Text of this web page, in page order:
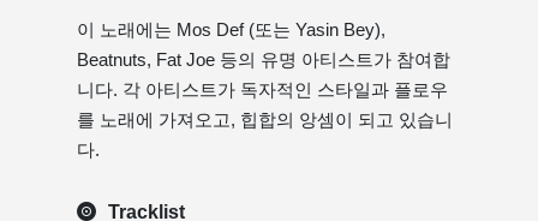
이 노래에는 Mos Def (또는 Yasin Bey),
Beatnuts, Fat Joe 등의 유명 아티스트가 참여합
니다. 각 아티스트가 독자적인 스타일과 플로우
를 노래에 가져오고, 힙합의 앙셈이 되고 있습니
다.
Tracklist